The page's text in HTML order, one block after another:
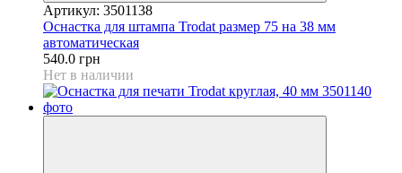
Артикул: 3501138
Оснастка для штампа Trodat размер 75 на 38 мм
автоматическая
540.0 грн
Нет в наличии